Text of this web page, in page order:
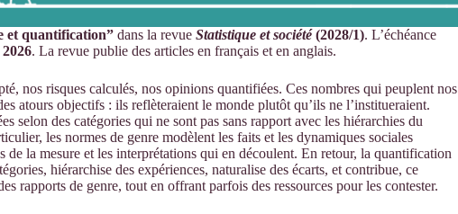
et quantification” dans la revue Statistique et société(2028/1). L’échéance
. La revue publie des articles en français et en anglais.
nos risques calculés, nos opinions quantifiées. Ces nombres qui peuplent nos
atours objectifs : ils reflèteraient le monde plutôt qu’ils ne l’institueraient.
selon des catégories qui ne sont pas sans rapport avec les hiérarchies du
les normes de genre modèlent les faits et les dynamiques sociales
de la mesure et les interprétations qui en découlent. En retour, la quantification
hiérarchise des expériences, naturalise des écarts, et contribue, ce
rapports de genre, tout en offrant parfois des ressources pour les contester.